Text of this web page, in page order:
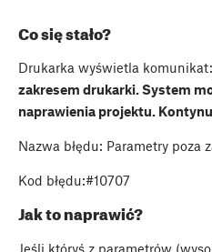
Co się stało?
Drukarka wyświetla komunikat:
zakresem drukarki. System
naprawienia projektu.
Nazwa błędu: Parametry poza
Kod błędu:#10707
Jak to naprawić?
Jeśli któryś z parametrów